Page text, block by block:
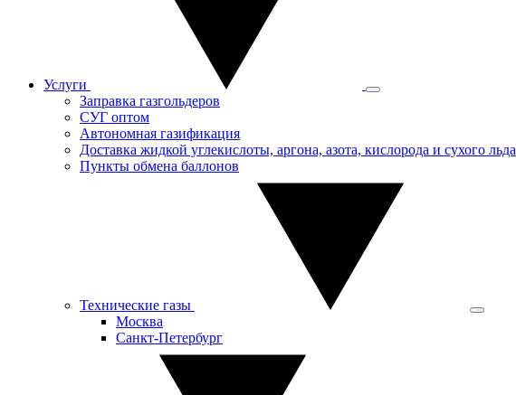
Услуги
Заправка газгольдеров
СУГ оптом
Автономная газификация
Доставка жидкой углекислоты, аргона, азота, кислорода и сухого льда
Пункты обмена баллонов
Технические газы
Москва
Санкт-Петербург